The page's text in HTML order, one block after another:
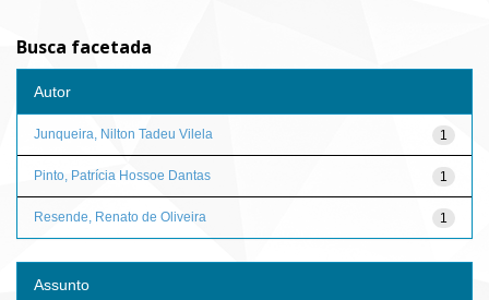
Busca facetada
Autor
1
Junqueira, Nilton Tadeu Vilela
1
Pinto, Patrícia Hossoe Dantas
1
Resende, Renato de Oliveira
Assunto